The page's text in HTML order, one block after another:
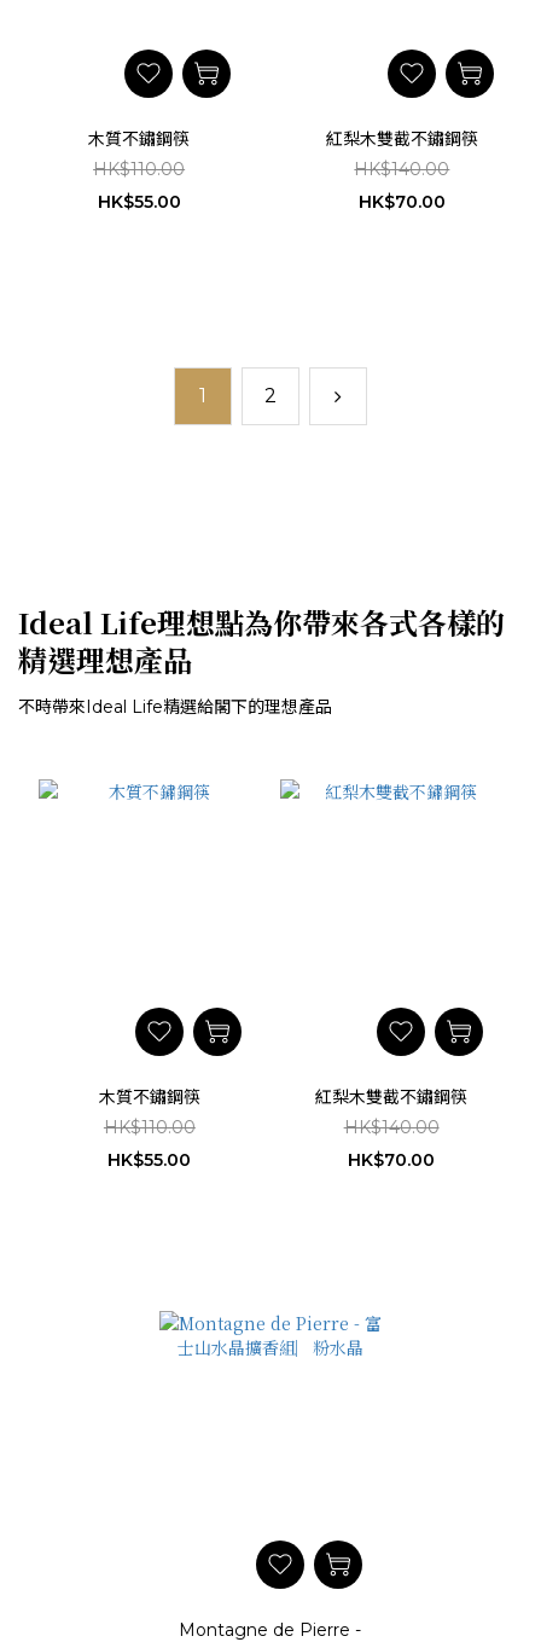
木質不鏽鋼筷
HK$110.00
HK$55.00
紅梨木雙截不鏽鋼筷
HK$140.00
HK$70.00
1 2
Ideal Life理想點為你帶來各式各樣的
精選理想產品
不時帶來Ideal Life精選給閣下的理想產品
木質不鏽鋼筷
HK$110.00
HK$55.00
紅梨木雙截不鏽鋼筷
HK$140.00
HK$70.00
Montagne de Pierre -